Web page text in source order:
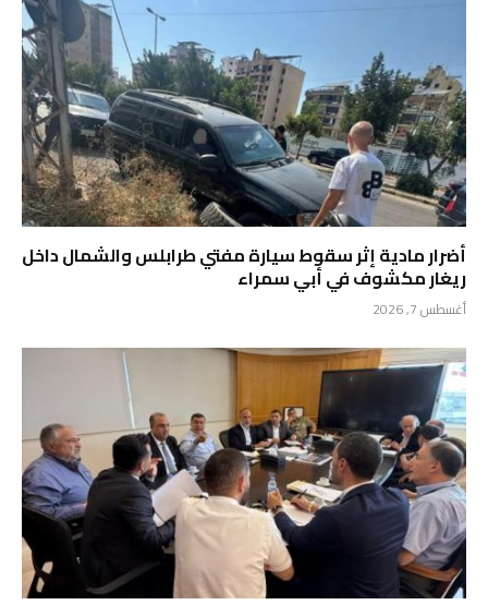
أضرار مادية إثر سقوط سيارة مفتي طرابلس والشمال داخل
ريغار مكشوف في أبي سمراء
أغسطس 7, 2026